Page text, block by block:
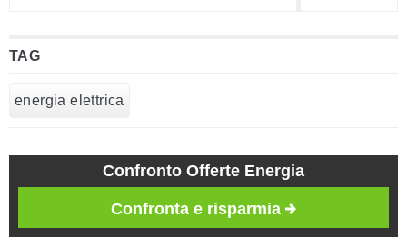
TAG
energia elettrica
Confronto Offerte Energia
Confronta e risparmia